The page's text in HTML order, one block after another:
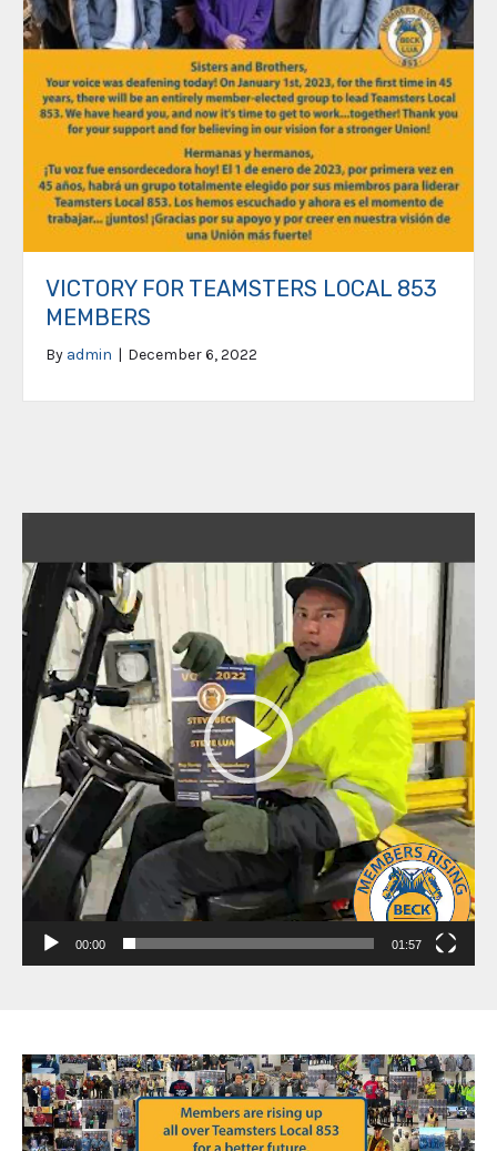
VICTORY FOR TEAMSTERS LOCAL 853
MEMBERS
By admin | December 6, 2022
Player
00:00 01:57